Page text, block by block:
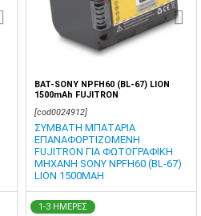
BAT-SONY NPFH60 (BL-67) LION
1500mAh FUJITRON
[cod0024912]
ΣΥΜΒΑΤΗ ΜΠΑΤΑΡΙΑ
ΕΠΑΝΑΦΟΡΤΙΖΟΜΕΝΗ
FUJITRON ΓΙΑ ΦΩΤΟΓΡΑΦΙΚΗ
ΜΗΧΑΝΗ SONY NPFH60 (BL-67)
LION 1500MAH
1-3 ΗΜΕΡΕΣ